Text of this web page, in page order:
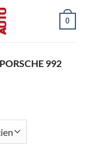
0
992